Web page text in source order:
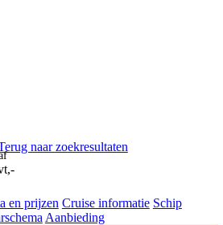
naar zoekresultaten
en prijzen Cruise informatie Schip
Aanbieding